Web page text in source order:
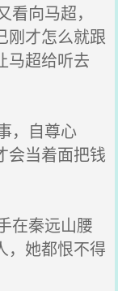
向马超，
刚才怎么就跟
马超给听去
，自尊心
会当着面把钱
在秦远山腰
，她都恨不得